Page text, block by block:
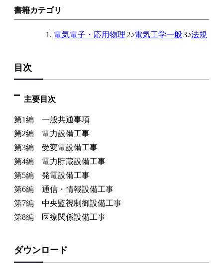
書籍カテゴリ
電気電子・応用物理 電気工学一般 法規
目次
主要目次
第1編 一般共通事項
第2編 電力設備工事
第3編 受変電設備工事
第4編 電力貯蔵設備工事
第5編 発電設備工事
第6編 通信・情報設備工事
第7編 中央監視制御設備工事
第8編 医療関係設備工事
ダウンロード